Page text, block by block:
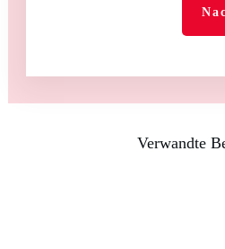
Verwandte